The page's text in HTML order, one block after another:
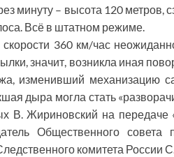
минуту – высота 120 метров,
Всё в штатном режиме.
скорости 360 км/час
значит, возникла иная
изменивший механизацию
дыра могла стать
В. Жириновский на передаче
Общественного совета
комитета России